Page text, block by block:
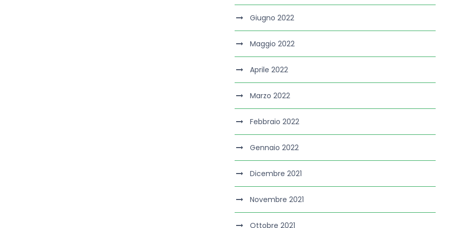
Giugno 2022
Maggio 2022
Aprile 2022
Marzo 2022
Febbraio 2022
Gennaio 2022
Dicembre 2021
Novembre 2021
Ottobre 2021